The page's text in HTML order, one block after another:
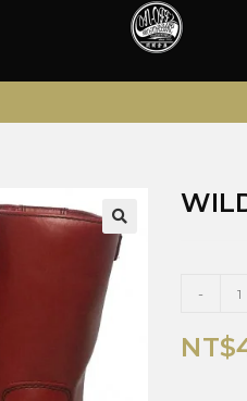
🔍
-
NT$